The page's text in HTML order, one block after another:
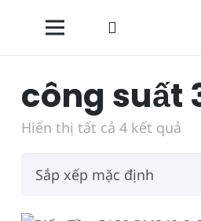
công suất
Hiển thị tất cả 4 kết quả